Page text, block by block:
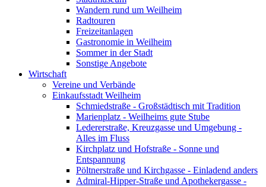
Wandern rund um Weilheim
Radtouren
Freizeitanlagen
Gastronomie in Weilheim
Sommer in der Stadt
Sonstige Angebote
Wirtschaft
Vereine und Verbände
Einkaufsstadt Weilheim
Schmiedstraße - Großstädtisch mit Tradition
Marienplatz - Weilheims gute Stube
Ledererstraße, Kreuzgasse und Umgebung -
Alles im Fluss
Kirchplatz und Hofstraße - Sonne und
Entspannung
Pöltnerstraße und Kirchgasse - Einladend anders
Admiral-Hipper-Straße und Apothekergasse -